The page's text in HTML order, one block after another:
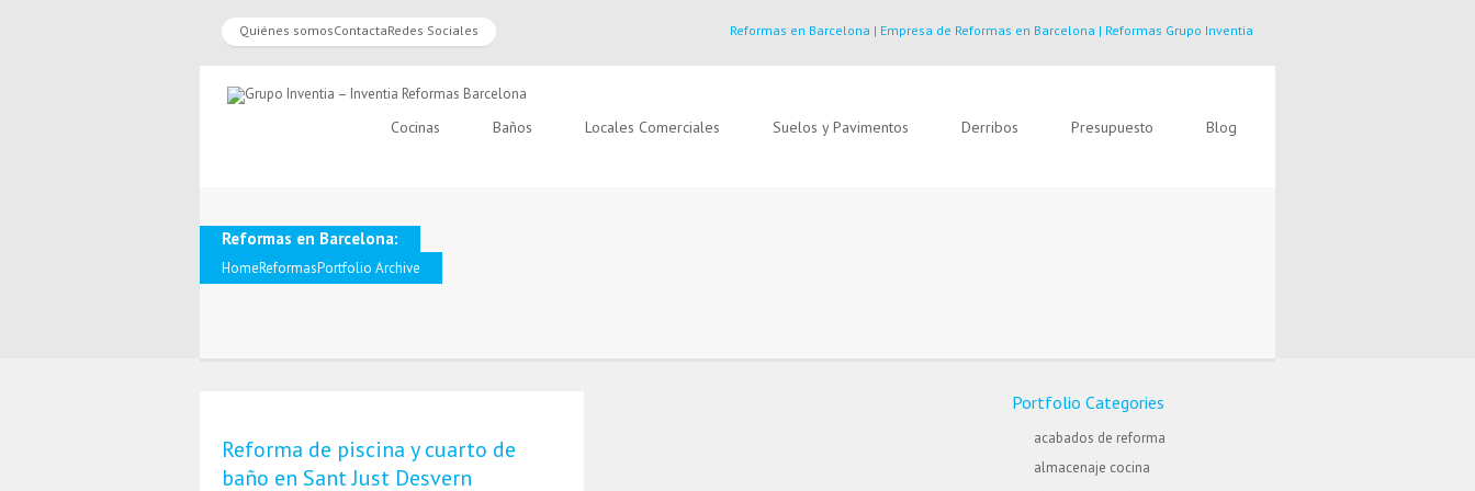
Quiénes somosContactaRedes Sociales Reformas en Barcelona | Empresa de Reformas en Barcelona | Reformas Grupo Inventia
Cocinas Baños Locales Comerciales Suelos y Pavimentos Derribos Presupuesto Blog
Reformas en Barcelona:
HomeReformasPortfolio Archive
Reforma de piscina y cuarto de
baño en Sant Just Desvern
Portfolio Categories
acabados de reforma
almacenaje cocina